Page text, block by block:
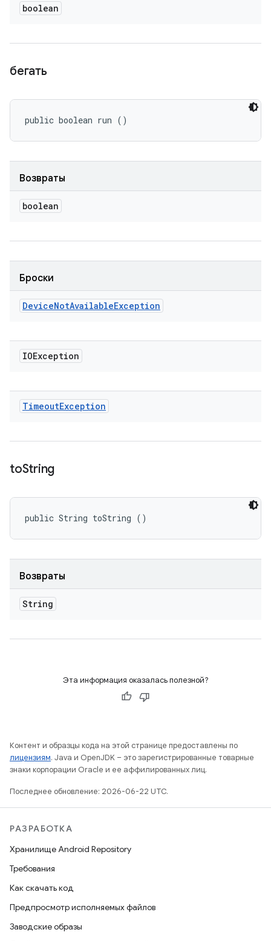
boolean
бегать
public boolean run ()
Возвраты
boolean
Броски
DeviceNotAvailableException
IOException
TimeoutException
toString
public String toString ()
Возвраты
String
Эта информация оказалась полезной?
Контент и образцы кода на этой странице предоставлены по
лицензиям. Java и OpenJDK – это зарегистрированные товарные
знаки корпорации Oracle и ее аффилированных лиц.
Последнее обновление: 2026-06-22 UTC.
РАЗРАБОТКА
Хранилище Android Repository
Требования
Как скачать код
Предпросмотр исполняемых файлов
Заводские образы